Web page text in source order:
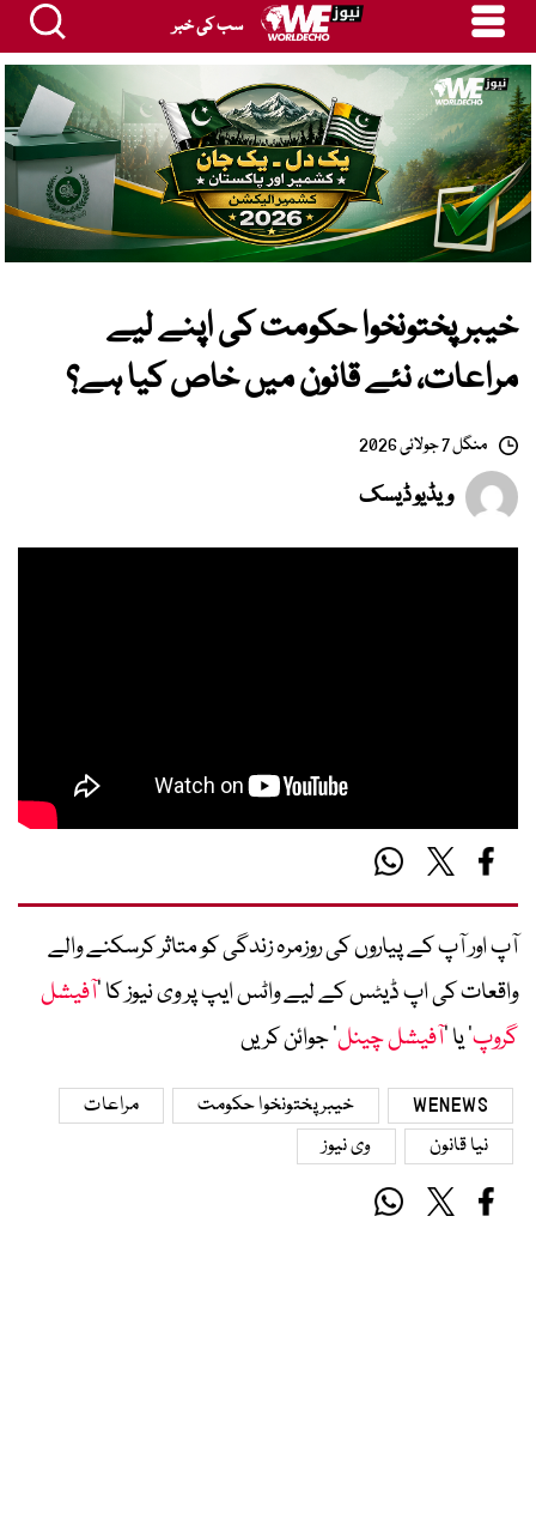
سب کی خبر
خیبرپختونخوا حکومت کی اپنے لیے
مراعات، نئے قانون میں خاص کیا ہے؟
منگل 7 جولائی 2026
ویڈیو ڈیسک
آپ اور آپ کے پیاروں کی روزمرہ زندگی کو متاثر کرسکنے والے
واقعات کی اپ ڈیٹس کے لیے واٹس ایپ پر وی نیوز کا ’آفیشل
گروپ‘ یا ’آفیشل چینل‘ جوائن کریں
WENEWS خیبرپختونخوا حکومت
مراعات
نیا قانون
وی نیوز